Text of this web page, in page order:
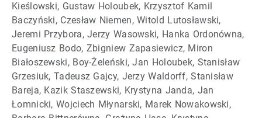
Kieślowski, Gustaw Holoubek, Krzysztof Kamil
Baczyński, Czesław Niemen, Witold Lutosławski,
Jeremi Przybora, Jerzy Wasowski, Hanka Ordonówna,
Eugeniusz Bodo, Zbigniew Zapasiewicz, Miron
Białoszewski, Boy-Żeleński, Jan Holoubek, Stanisław
Grzesiuk, Tadeusz Gajcy, Jerzy Waldorff, Stanisław
Bareja, Kazik Staszewski, Krystyna Janda, Jan
Łomnicki, Wojciech Młynarski, Marek Nowakowski,